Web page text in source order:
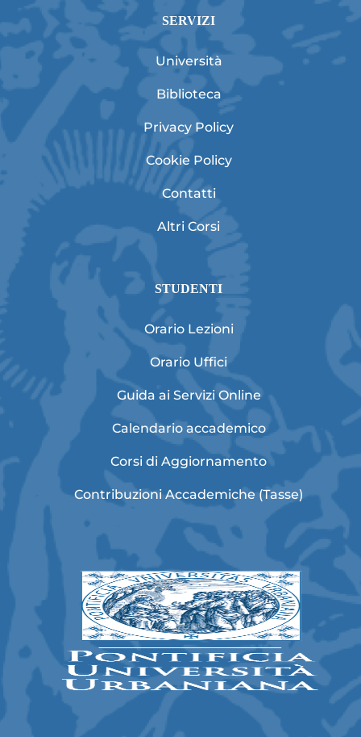
SERVIZI
Università
Biblioteca
Privacy Policy
Cookie Policy
Contatti
Altri Corsi
STUDENTI
Orario Lezioni
Orario Uffici
Guida ai Servizi Online
Calendario accademico
Corsi di Aggiornamento
Contribuzioni Accademiche (Tasse)